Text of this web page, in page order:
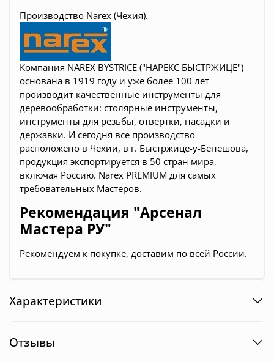
Производство Narex (Чехия).
Компания NAREX BYSTRICE ("НАРЕКС БЫСТРЖИЦЕ")
основана в 1919 году и уже более 100 лет
производит качественные инструменты для
деревообработки: столярные инструменты,
инструменты для резьбы, отвертки, насадки и
державки. И сегодня все производство
расположено в Чехии, в г. Быстржице-у-Бенешова,
продукция экспортируется в 50 стран мира,
включая Россию. Narex PREMIUM для самых
требовательных Мастеров.
Рекомендация "Арсенал
Мастера РУ"
Рекомендуем к покупке, доставим по всей России.
Характеристики
Отзывы